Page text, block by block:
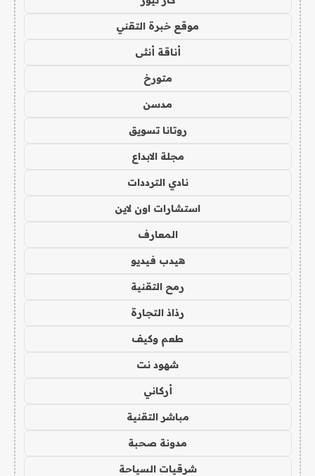
موقع خبرة التقني
أناقة أنثى
متورخ
مدسن
روتانا تسويق
مجلة الابداع
نادي الترددات
استشارات اون لاين
المعارف
هيدب فيديو
رمح التقنية
رذاذ التجارة
طعم وكيف
شهود نت
أركاني
مباشر التقنية
مدونة صحبة
شرقيات السياحة